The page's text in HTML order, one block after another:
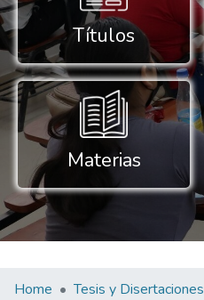
Títulos
Materias
Home Tesis y Disertaciones